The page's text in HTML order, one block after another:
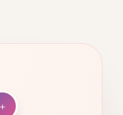
+